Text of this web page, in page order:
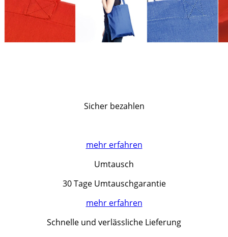
Sicher bezahlen
mehr erfahren
Umtausch
30 Tage Umtauschgarantie
mehr erfahren
Schnelle und verlässliche Lieferung